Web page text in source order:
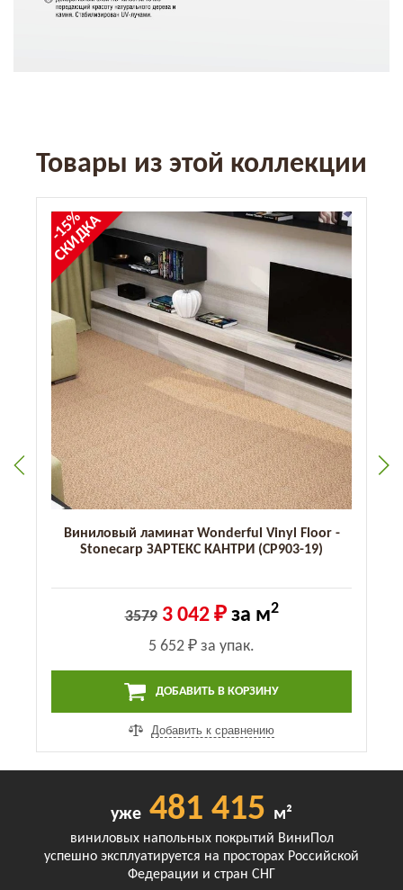
Товары из этой коллекции
-15%
СКИДКА
Виниловый ламинат Wonderful Vinyl Floor -
Stonecarp ЗАРТЕКС КАНТРИ (CP903-19)
3579 3 042 ₽за м2
5 652 ₽ за упак.
ДОБАВИТЬ В КОРЗИНУ
Добавить к сравнению
уже 481 415 м²
виниловых напольных покрытий ВиниПол
успешно эксплуатируется на просторах Российской
Федерации и стран СНГ